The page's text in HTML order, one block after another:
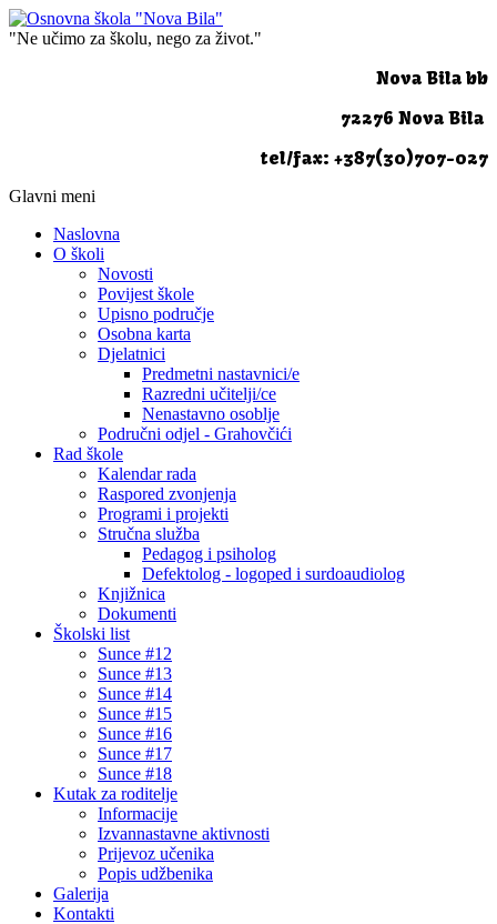
"Ne učimo za školu, nego za život."
Nova Bila bb
72276 Nova Bila
tel/fax: +387(30)707-027
Glavni meni
Naslovna
O školi
Novosti
Povijest škole
Upisno područje
Osobna karta
Djelatnici
Predmetni nastavnici/e
Razredni učitelji/ce
Nenastavno osoblje
Područni odjel - Grahovčići
Rad škole
Kalendar rada
Raspored zvonjenja
Programi i projekti
Stručna služba
Pedagog i psiholog
Defektolog - logoped i surdoaudiolog
Knjižnica
Dokumenti
Školski list
Sunce #12
Sunce #13
Sunce #14
Sunce #15
Sunce #16
Sunce #17
Sunce #18
Kutak za roditelje
Informacije
Izvannastavne aktivnosti
Prijevoz učenika
Popis udžbenika
Galerija
Kontakti